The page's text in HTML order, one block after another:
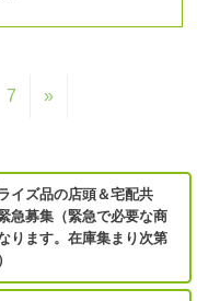
7 »
ライズ品の店頭＆宅配共
急募集（緊急で必要な商
ります。在庫集まり次第